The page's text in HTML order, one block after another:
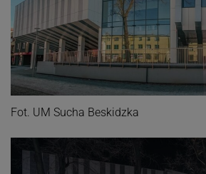
Fot. UM Sucha Beskidzka